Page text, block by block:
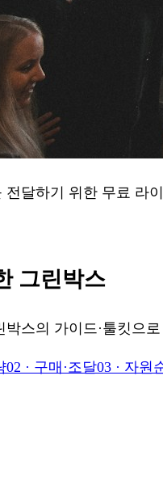
달하기 위한 무료 라
그린박스
스의 가이드·툴킷으
02 · 구매·조달03 · 자원